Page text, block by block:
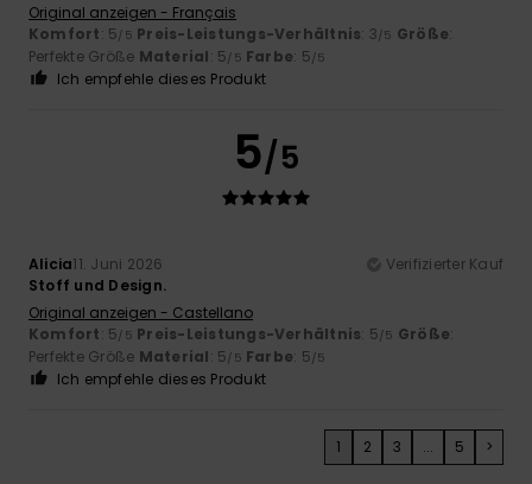
Original anzeigen - Français
Komfort: 5/5 Preis-Leistungs-Verhältnis: 3/5 Größe:
Perfekte Größe Material: 5/5 Farbe: 5/5
Ich empfehle dieses Produkt
5/5
Alicia11. Juni 2026
Verifizierter Kauf
Stoff und Design.
Original anzeigen - Castellano
Komfort: 5/5 Preis-Leistungs-Verhältnis: 5/5 Größe:
Perfekte Größe Material: 5/5 Farbe: 5/5
Ich empfehle dieses Produkt
1 2 3 ... 5 >